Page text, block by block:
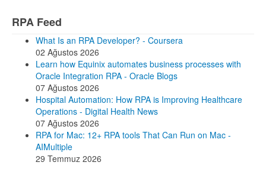
RPA Feed
What Is an RPA Developer? - Coursera
02 Ağustos 2026
Learn how Equinix automates business processes with
Oracle Integration RPA - Oracle Blogs
07 Ağustos 2026
Hospital Automation: How RPA is Improving Healthcare
Operations - Digital Health News
07 Ağustos 2026
RPA for Mac: 12+ RPA tools That Can Run on Mac -
AIMultiple
29 Temmuz 2026